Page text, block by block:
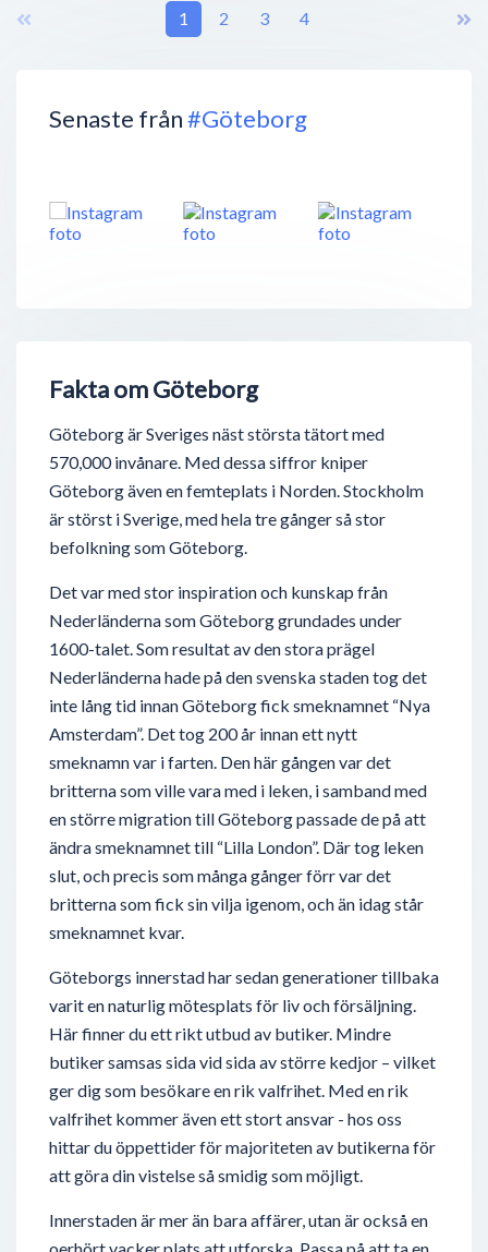
Senaste från#Göteborg
Fakta om Göteborg
Göteborg är Sveriges näst största tätort med
570,000 invånare. Med dessa siffror kniper
Göteborg även en femteplats i Norden. Stockholm
är störst i Sverige, med hela tre gånger så stor
befolkning som Göteborg.
Det var med stor inspiration och kunskap från
Nederländerna som Göteborg grundades under
1600-talet. Som resultat av den stora prägel
Nederländerna hade på den svenska staden tog det
inte lång tid innan Göteborg fick smeknamnet “Nya
Amsterdam”. Det tog 200 år innan ett nytt
smeknamn var i farten. Den här gången var det
britterna som ville vara med i leken, i samband med
en större migration till Göteborg passade de på att
ändra smeknamnet till “Lilla London”. Där tog leken
slut, och precis som många gånger förr var det
britterna som fick sin vilja igenom, och än idag står
smeknamnet kvar.
Göteborgs innerstad har sedan generationer tillbaka
varit en naturlig mötesplats för liv och försäljning.
Här finner du ett rikt utbud av butiker. Mindre
butiker samsas sida vid sida av större kedjor – vilket
ger dig som besökare en rik valfrihet. Med en rik
valfrihet kommer även ett stort ansvar - hos oss
hittar du öppettider för majoriteten av butikerna för
att göra din vistelse så smidig som möjligt.
Innerstaden är mer än bara affärer, utan är också en
1 2 3 4